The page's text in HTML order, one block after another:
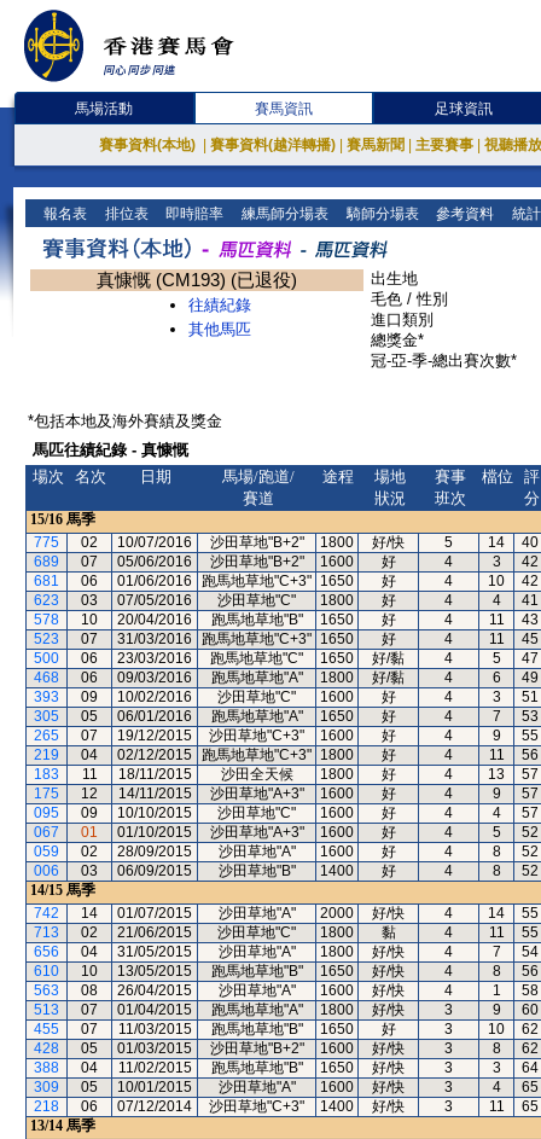
馬場活動 賽馬資訊 足球資訊
賽事資料(本地) 賽事資料(越洋轉播) 賽馬新聞 主要賽事 視聽播
報名表 排位表 即時賠率 練馬師分場表 騎師分場表 參考資料 統
真慷慨 (CM193) (已退役)
往績紀錄
其他馬匹
出生地
毛色 / 性別
進口類別
總獎金*
冠-亞-季-總出賽次數*
*包括本地及海外賽績及獎金
馬匹往績紀錄 - 真慷慨
場次
名次 日期
馬場/跑道/
賽道
途程
場地
狀況
賽事
班次
檔位
評
分
15/16 馬季
775
02 10/07/2016 沙田草地"B+2" 1800 好/快 5 14
40
689
07 05/06/2016 沙田草地"B+2" 1600 好 4 3
42
681
06 01/06/2016 跑馬地草地"C+3" 1650 好 4 10
42
623
03 07/05/2016 沙田草地"C" 1800 好 4 4
41
578
10 20/04/2016 跑馬地草地"B" 1650 好 4 11
43
523
07 31/03/2016 跑馬地草地"C+3" 1650 好 4 11
45
500
06 23/03/2016 跑馬地草地"C" 1650 好/黏 4 5
47
468
06 09/03/2016 跑馬地草地"A" 1800 好/黏 4 6
49
393
09 10/02/2016 沙田草地"C" 1600 好 4 3
51
305
05 06/01/2016 跑馬地草地"A" 1650 好 4 7
53
265
07 19/12/2015 沙田草地"C+3" 1600 好 4 9
55
219
04 02/12/2015 跑馬地草地"C+3" 1800 好 4 11
56
183
11 18/11/2015 沙田全天候 1800 好 4 13
57
175
12 14/11/2015 沙田草地"A+3" 1600 好 4 9
57
095
09 10/10/2015 沙田草地"C" 1600 好 4 4
57
067
01 01/10/2015 沙田草地"A+3" 1600 好 4 5
52
059
02 28/09/2015 沙田草地"A" 1600 好 4 8
52
006
03 06/09/2015 沙田草地"B" 1400 好 4 8
52
14/15 馬季
742
14 01/07/2015 沙田草地"A" 2000 好/快 4 14
55
713
02 21/06/2015 沙田草地"C" 1800 黏 4 11
55
656
04 31/05/2015 沙田草地"A" 1800 好/快 4 7
54
610
10 13/05/2015 跑馬地草地"B" 1650 好/快 4 8
56
563
08 26/04/2015 沙田草地"A" 1600 好/快 4 1
58
513
07 01/04/2015 跑馬地草地"A" 1800 好/快 3 9
60
455
07 11/03/2015 跑馬地草地"B" 1650 好 3 10
62
428
05 01/03/2015 沙田草地"B+2" 1600 好/快 3 8
62
388
04 11/02/2015 跑馬地草地"B" 1650 好/快 3 3
64
309
05 10/01/2015 沙田草地"A" 1600 好/快 3 4
65
218
06 07/12/2014 沙田草地"C+3" 1400 好/快 3 11
65
13/14 馬季